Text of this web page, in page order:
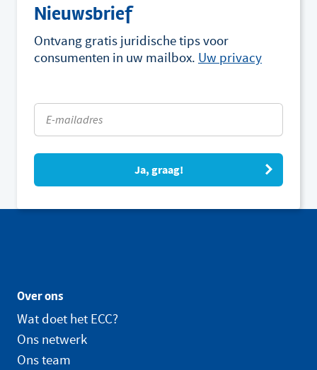
Nieuwsbrief
Ontvang gratis juridische tips voor
consumenten in uw mailbox. Uw privacy
Ja, graag!
Over ons
Wat doet het ECC?
Ons netwerk
Ons team